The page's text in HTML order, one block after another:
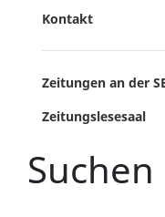
Kontakt
Zeitungen an der
Zeitungslesesaal
Suchen